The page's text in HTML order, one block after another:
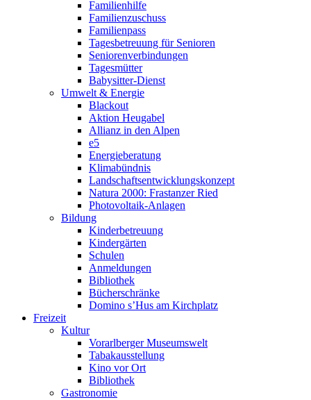
Familienhilfe
Familienzuschuss
Familienpass
Tagesbetreuung für Senioren
Seniorenverbindungen
Tagesmütter
Babysitter-Dienst
Umwelt & Energie
Blackout
Aktion Heugabel
Allianz in den Alpen
e5
Energieberatung
Klimabündnis
Landschaftsentwicklungskonzept
Natura 2000: Frastanzer Ried
Photovoltaik-Anlagen
Bildung
Kinderbetreuung
Kindergärten
Schulen
Anmeldungen
Bibliothek
Bücherschränke
Domino s’Hus am Kirchplatz
Freizeit
Kultur
Vorarlberger Museumswelt
Tabakausstellung
Kino vor Ort
Bibliothek
Gastronomie